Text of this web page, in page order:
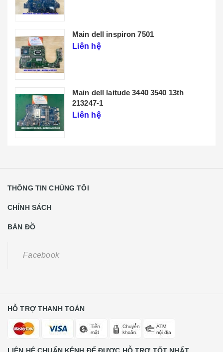
3540 13th
CHÍNH SÁCH
BẢN ĐỒ
LIÊN HỆ CHUẨN KÊNH ĐỂ ĐƯỢC HỖ TRỢ TỐT NHẤT
Khách Hàng Lẻ Liên Hệ